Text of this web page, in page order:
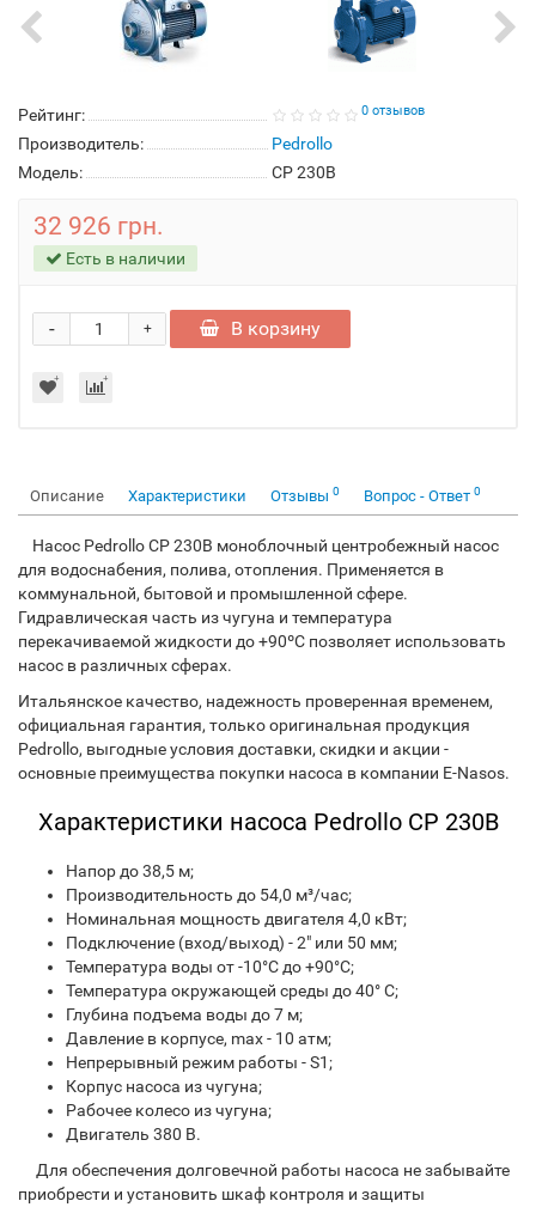
Рейтинг: 0 отзывов
Производитель:
Pedrollo
Модель:
CP 230B
32 926 грн.
Есть в наличии
+
- В корзину
Описание Характеристики Отзывы 0 Вопрос - Ответ 0
Насос Pedrollo CP 230B моноблочный центробежный насос
для водоснабения, полива, отопления. Применяется в
коммунальной, бытовой и промышленной сфере.
Гидравлическая часть из чугуна и температура
перекачиваемой жидкости до +90ºС позволяет использовать
насос в различных сферах.
Итальянское качество, надежность проверенная временем,
официальная гарантия, только оригинальная продукция
Pedrollo, выгодные условия доставки, скидки и акции -
основные преимущества покупки насоса в компании E-Nasos.
Характеристики насоса Pedrollo CP 230B​
Напор до 38,5 м;
Производительность до 54,0 м³/час;
Номинальная мощность двигателя 4,0 кВт;
Подключение (вход/выход) - 2" или 50 мм;
Температура воды от -10°С до +90°С;
Температура окружающей среды до 40° С;
Глубина подъема воды до 7 м;
Давление в корпусе, max - 10 атм;
Непрерывный режим работы - S1;
Корпус насоса из чугуна;
Рабочее колесо из чугуна;
Двигатель 380 В.
Для обеспечения долговечной работы насоса не забывайте
приобрести и установить шкаф контроля и защиты